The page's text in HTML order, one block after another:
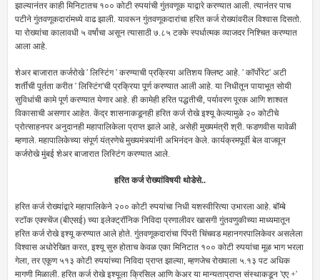
झाल्यानंतर काही मिनिटातच १०० कोटी रुपयांची गुंतवणूक याद्वारे करण्यात आली. त्यानंतर पाच
पटीने गुंतवणूकदारांमध्ये वाढ झाली. यावरून गुंतवणूकदारांचा हरित कर्ज रोख्यांवरील विश्वास दिसतो.
या रोख्यांचा कालावधी ५ वर्षांचा असून त्यासाठी ७.८५ टक्के स्पर्धात्मक व्याजदर निश्चित करण्यात
आला आहे.
शेअर बाजारात कर्जरोखे' लिस्टिंग' करण्याची प्रक्रिया अतिशय क्लिष्ट आहे. ' कॉर्पोरेट' अटी
शर्तींची पूर्तता करीत ' लिस्टिंग'ची प्रक्रिया पूर्ण करण्यात आली आहे. या निधीतून पायाभूत सोयी
सुविधांची कामे पूर्ण करण्यात येणार आहे. ही कामेही हरित पद्धतीची, पर्यावरण पूरक आणि शाश्वत
विकासाची असणार आहेत. केंद्र शासनाकडूनही हरित कर्ज रोखे इश्यू केल्यामुळे २० कोटीचे
प्रोत्साहनपर अनुदानही महापालिकेला प्राप्त झाले आहे, असेही मुख्यमंत्री श्री. फडणवीस यावेळी
म्हणाले. महापालिकेच्या संपूर्ण यंत्रणेचे मुख्यमंत्र्यांनी अभिनंदन केले. कार्यक्रमपूर्वी बेल वाजवून
कर्जरोखे मुंबई शेअर बाजारात लिस्टिंग करण्यात आले.
हरित कर्ज रोख्यांविषयी थोडेसे..
हरित कर्ज रोख्यांद्वारे महापालिकेने २०० कोटी रुपयांचा निधी यशस्वीरित्या उभारला आहे. बॉम्बे
स्टॉक एक्स्चेंज (बीएसई) च्या इलेक्ट्रॉनिक निविदा प्रणालीवर खासगी गुंतवणुकीच्या माध्यमातून
हरित कर्ज रोखे इश्यू करण्यात आले होते. गुंतवणूकदारांचा पिंपरी चिंचवड महानगरपालिकेवर असलेला
विश्वास अधोरेखित करत, इश्यू सुरु होताच केवळ एका मिनिटात १०० कोटी रुपयांचा मूळ भाग भरला
गेला, तर एकूण ५१३ कोटी रुपयांच्या निविदा प्राप्त झाल्या, म्हणजेच रोख्याला ५.१३ पट अधिक
मागणी मिळाली. हरित कर्ज रोखे इश्यूला क्रिसिल आणि केअर या मान्यताप्राप्त संस्थाकडून 'एए +'